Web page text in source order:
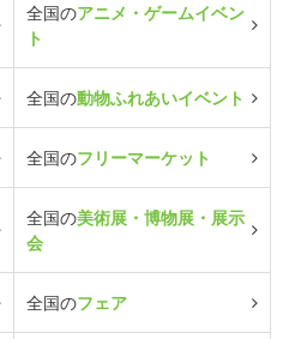
全国のアニメ・ゲームイベン
ト
全国の動物ふれあいイベント
全国のフリーマーケット
全国の美術展・博物展・展示
会
全国のフェア